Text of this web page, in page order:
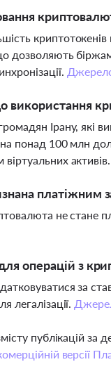
криптотокенів
дозволяють
Ірану, які
понад 100 млн
активів.
платіжним
не стане
операцій з
за
легалізації.
публікацій
версії